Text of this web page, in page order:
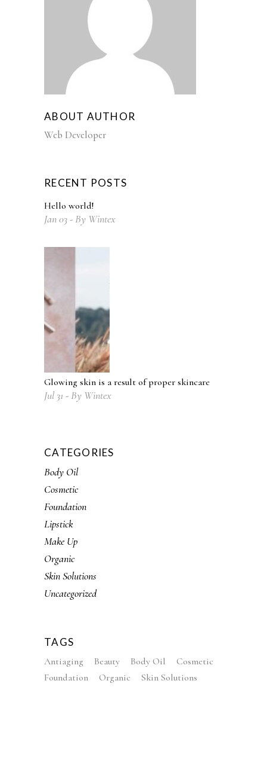
ABOUT AUTHOR
Web Developer
RECENT POSTS
Hello world!
Jan03 By Wintex
Glowing skin is a result of proper skincare
Jul 31 By Wintex
CATEGORIES
Body Oil
Cosmetic
Foundation
Lipstick
Make Up
Organic
Skin Solutions
Uncategorized
TAGS
Antiaging Beauty Body Oil
Cosmetic
Foundation
Organic Skin Solutions